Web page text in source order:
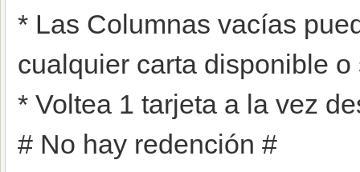
* Las Columnas vacías
cualquier carta disponible
* Voltea 1 tarjeta a la vez
# No hay redención #